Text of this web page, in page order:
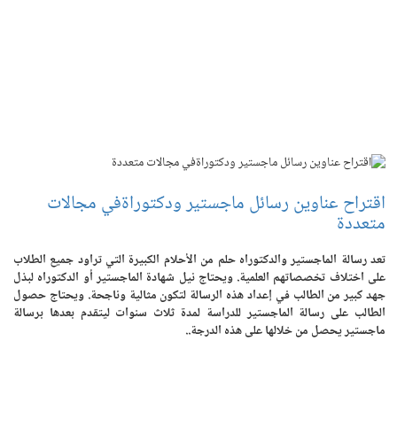
اقتراح عناوين رسائل ماجستير ودكتوراةفي مجالات
متعددة
تعد رسالة الماجستير والدكتوراه حلم من الأحلام الكبيرة التي تراود جميع الطلاب
على اختلاف تخصصاتهم العلمية. ويحتاج نيل شهادة الماجستير أو الدكتوراه لبذل
جهد كبير من الطالب في إعداد هذه الرسالة لتكون مثالية وناجحة. ويحتاج حصول
الطالب على رسالة الماجستير للدراسة لمدة ثلاث سنوات ليتقدم بعدها برسالة
ماجستير يحصل من خلالها على هذه الدرجة..